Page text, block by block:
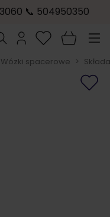
📞 504950350
Szukaj
Wózki spacerowe >